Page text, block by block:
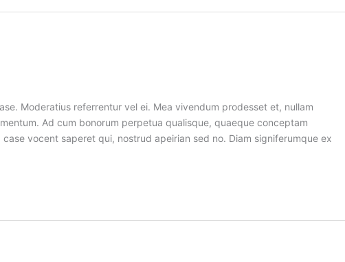
Moderatius referrentur vel ei. Mea vivendum prodesset et, nullam
Ad cum bonorum perpetua qualisque, quaeque conceptam
vocent saperet qui, nostrud apeirian sed no. Diam signiferumque ex